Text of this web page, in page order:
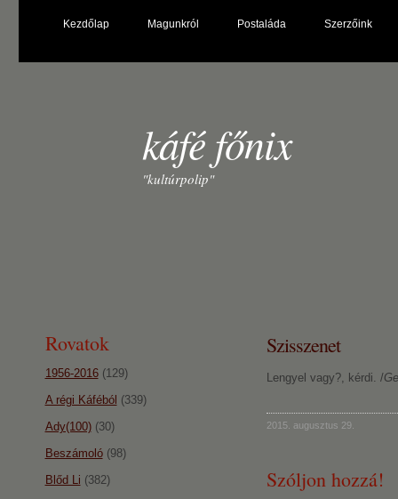
Kezdőlap Magunkról Postaláda Szerzőink
káfé főnix
"kultúrpolip"
Szisszenet
Lengyel vagy?, kérdi. /
2015. augusztus 29.
Szóljon hozzá!
Rovatok
1956-2016(129)
A régi Káféból (339)
Ady(100)(30)
Beszámoló(98)
Blőd Li (382)